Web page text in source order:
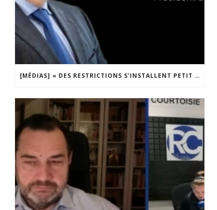
[MÉDIAS] « DES RESTRICTIONS S’INSTALLENT PETIT À PETIT DANS NOTRE PAYS » ENTRETIEN AVEC BOULEVARD VOLTAIRE